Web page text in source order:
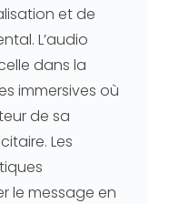
et de
L’audio
dans la
immersives où
de sa
Les
le message en